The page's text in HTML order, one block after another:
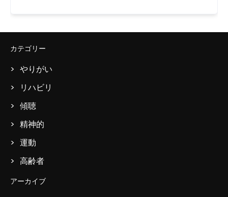
カテゴリー
やりがい
リハビリ
傾聴
精神的
運動
高齢者
アーカイブ